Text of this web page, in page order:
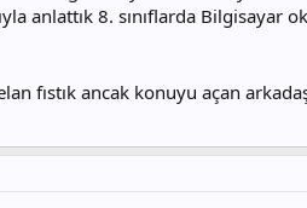
8. sınıflarda Bilgisayar
fıstık ancak konuyu açan